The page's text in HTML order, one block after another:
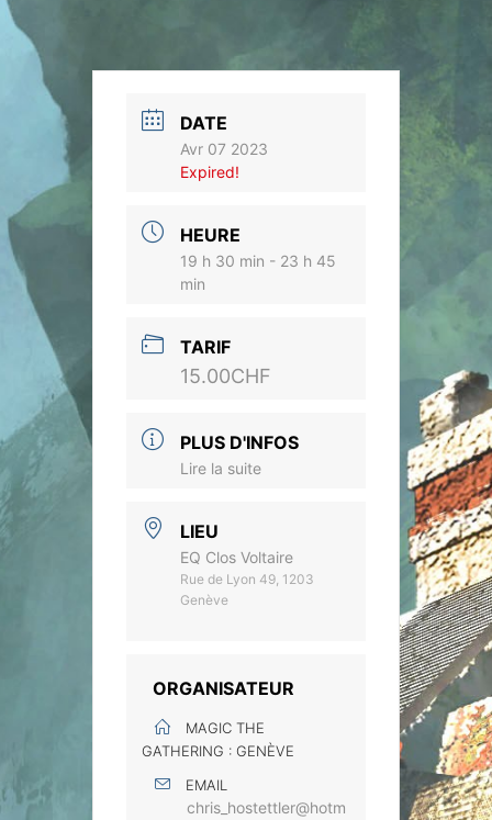
DATE
Avr 07 2023
Expired!
HEURE
19 h 30 min - 23 h 45
min
TARIF
15.00CHF
PLUS D'INFOS
Lire la suite
LIEU
EQ Clos Voltaire
Rue de Lyon 49, 1203
Genève
ORGANISATEUR
MAGIC THE
GATHERING : GENÈVE
EMAIL
chris_hostettler@hotm